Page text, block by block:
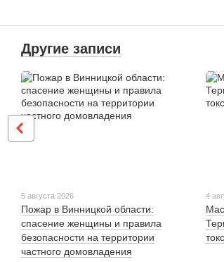
Другие записи
5 августа 2026
Пожар в Винницкой области:
спасение женщины и правила
безопасности на территории
частного домовладения
4